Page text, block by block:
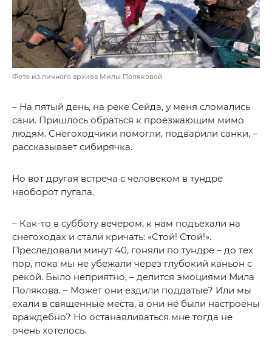
Фото из личного архива Милы Поляковой
– На пятый день, на реке Сейда, у меня сломались
сани. Пришлось обраться к проезжающим мимо
людям. Снегоходчики помогли, подварили санки, –
рассказывает сибирячка.
Но вот другая встреча с человеком в тундре
наоборот пугала.
– Как-то в субботу вечером, к нам подъехали на
снегоходах и стали кричать: «Стой! Стой!».
Преследовали минут 40, гоняли по тундре – до тех
пор, пока мы не убежали через глубокий каньон с
рекой. Было неприятно, – делится эмоциями Мила
Полякова. – Может они ездили поддатые? Или мы
ехали в священные места, а они не были настроены
враждебно? Но останавливаться мне тогда не
очень хотелось.